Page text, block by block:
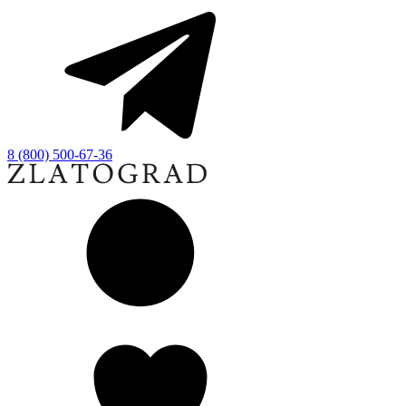
8 (800) 500-67-36